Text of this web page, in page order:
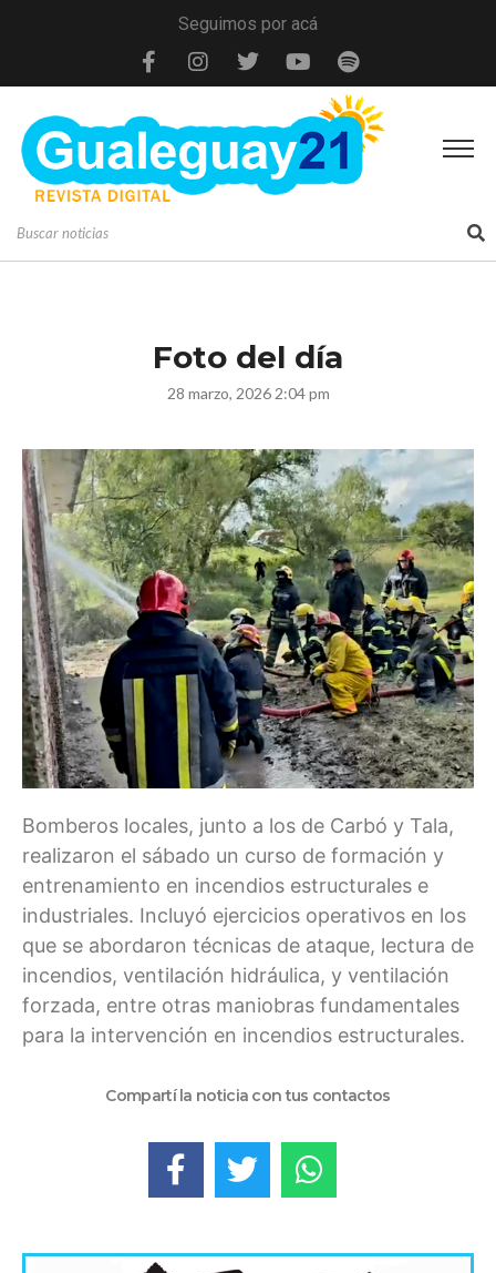
Seguimos por acá
Foto del día
28 marzo, 2026 2:04 pm
Bomberos locales, junto a los de Carbó y Tala,
realizaron el sábado un curso de formación y
entrenamiento en incendios estructurales e
industriales. Incluyó ejercicios operativos en los
que se abordaron técnicas de ataque, lectura de
incendios, ventilación hidráulica, y ventilación
forzada, entre otras maniobras fundamentales
para la intervención en incendios estructurales.
Compartí la noticia con tus contactos